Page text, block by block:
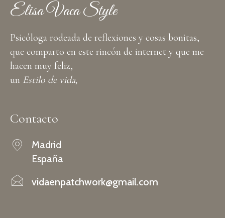
Elisa Vaca Style
Psicóloga rodeada de reflexiones y cosas bonitas,
que comparto en este rincón de internet y que me
hacen muy feliz,
un Estilo de vida,
Contacto
Madrid
España
vidaenpatchwork@gmail.com